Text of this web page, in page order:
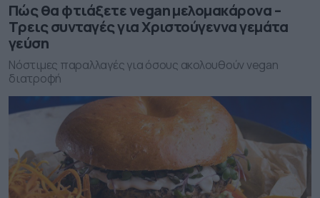
Πώς θα φτιάξετε vegan μελομακάρονα –
Tρεις συνταγές για Χριστούγεννα γεμάτα
γεύση
Νόστιμες παραλλαγές για όσους ακολουθούν vegan
διατροφή